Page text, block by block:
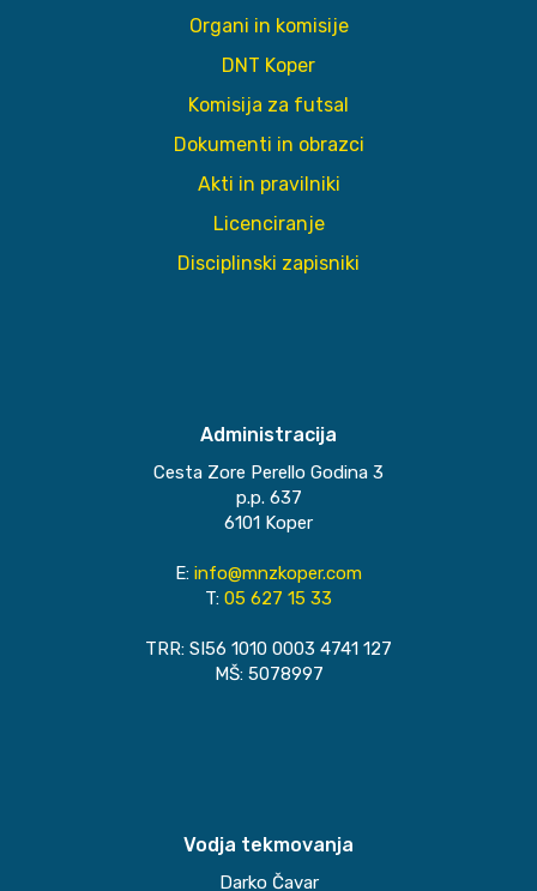
Organi in komisije
DNT Koper
Komisija za futsal
Dokumenti in obrazci
Akti in pravilniki
Licenciranje
Disciplinski zapisniki
Administracija
Cesta Zore Perello Godina 3
p.p. 637
6101 Koper
E: info@mnzkoper.com
T: 05 627 15 33
TRR: SI56 1010 0003 4741 127
MŠ: 5078997
Vodja tekmovanja
Darko Čavar